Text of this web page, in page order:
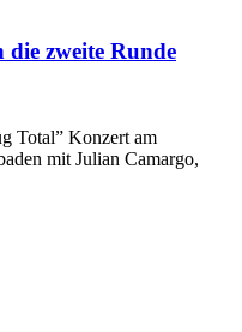
die zweite Runde
Total” Konzert am
mit Julian Camargo,